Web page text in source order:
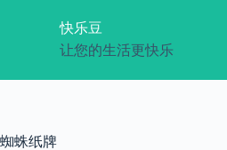
快乐豆
让您的生活更快乐
蜘蛛纸牌